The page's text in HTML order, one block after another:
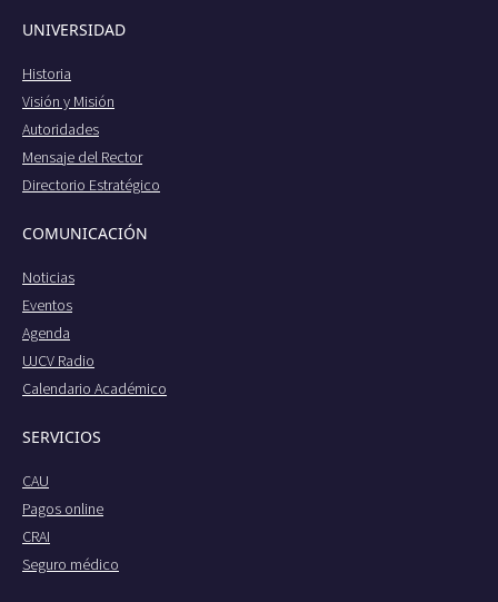
UNIVERSIDAD
Historia
Visión y Misión
Autoridades
Mensaje del Rector
Directorio Estratégico
COMUNICACIÓN
Noticias
Eventos
Agenda
UJCV Radio
Calendario Académico
SERVICIOS
CAU
Pagos online
CRAI
Seguro médico